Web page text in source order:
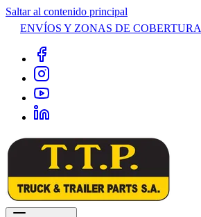
Saltar al contenido principal
ENVÍOS Y ZONAS DE COBERTURA